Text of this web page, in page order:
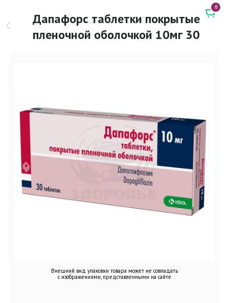
Дапафорс таблетки покрытые
пленочной оболочкой 10мг 30
0
Внешний вид упаковки товара может не совпадать
с изображениями, представленными на сайте